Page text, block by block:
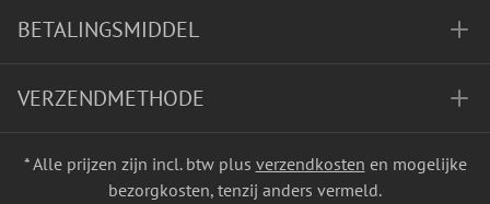
BETALINGSMIDDEL
VERZENDMETHODE
* Alle prijzen zijn incl. btw plus verzendkosten en mogelijke
bezorgkosten, tenzij anders vermeld.